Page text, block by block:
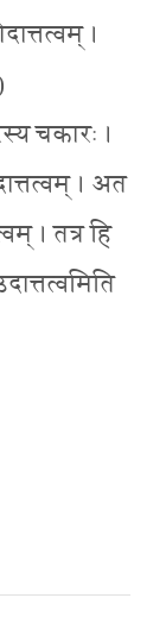
।
चकारः ।
। अत
। तत्र हि